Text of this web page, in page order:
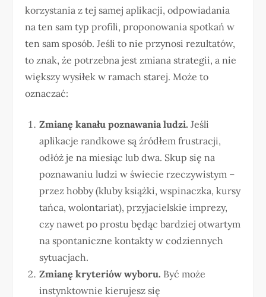
korzystania z tej samej aplikacji, odpowiadania
na ten sam typ profili, proponowania spotkań w
ten sam sposób. Jeśli to nie przynosi rezultatów,
to znak, że potrzebna jest zmiana strategii, a nie
większy wysiłek w ramach starej. Może to
oznaczać:
Zmianę kanału poznawania ludzi. Jeśli
aplikacje randkowe są źródłem frustracji,
odłóż je na miesiąc lub dwa. Skup się na
poznawaniu ludzi w świecie rzeczywistym –
przez hobby (kluby książki, wspinaczka, kursy
tańca, wolontariat), przyjacielskie imprezy,
czy nawet po prostu będąc bardziej otwartym
na spontaniczne kontakty w codziennych
sytuacjach.
Zmianę kryteriów wyboru. Być może
instynktownie kierujesz się